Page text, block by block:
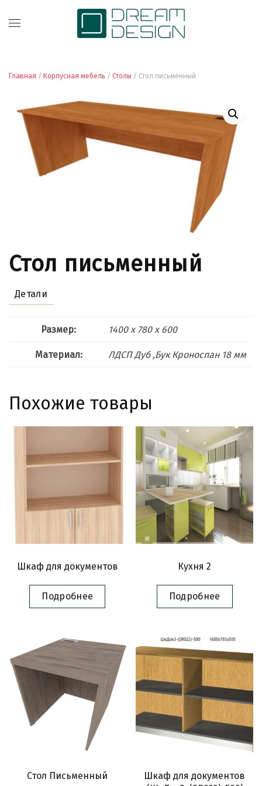
Главная / Корпусная мебель / Столы / Стол письменный
Стол письменный
Детали
Размер: 1400 x 780 x 600
Материал: ЛДСП Дуб ,Бук Кроноспан 18 мм
Похожие товары
Шкаф для документов
Подробнее
Кухня 2
Подробнее
Стол Письменный
Шкаф для документов